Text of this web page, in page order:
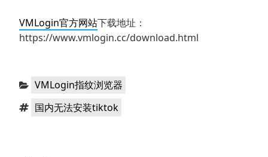
VMLogin官方网站下载地址：
https://www.vmlogin.cc/download.html
分 VMLogin指纹浏览器
标 国内无法安装tiktok